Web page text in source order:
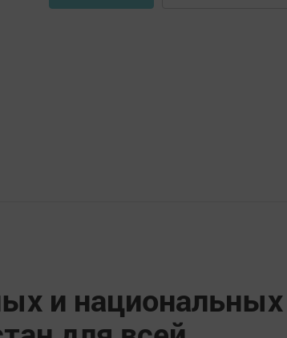
и национальных